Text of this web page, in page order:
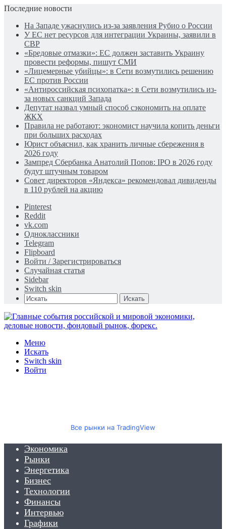
Последние новости
На Западе ужаснулись из-за заявления Рубио о России
У ЕС нет ресурсов для интеграции Украины, заявили в
СВР
«Бредовые отмазки»: ЕС должен заставить Украину
провести реформы, пишут СМИ
«Лицемерные убийцы»: в Сети возмутились решению
ЕС против России
«Антироссийская психопатка»: в Сети возмутились из-
за новых санкций Запада
Депутат назвал умный способ сэкономить на оплате
ЖКХ
Правила не работают: экономист научила копить деньги
при больших расходах
Юрист объяснил, как хранить личные сбережения в
2026 году
Зампред Сбербанка Анатолий Попов: IPO в 2026 году
будут штучным товаром
Совет директоров «Яндекса» рекомендовал дивиденды
в 110 рублей на акцию
Pinterest
Reddit
vk.com
Одноклассники
Telegram
Flipboard
Войти / Зарегистрироваться
Случайная статья
Sidebar
Switch skin
Искать
Меню
Искать
Switch skin
Войти
Все рынки на TradingView
Экономика
Рынки
Энергетика
Бизнес
Технологии
Финансы
Интервью
Графики